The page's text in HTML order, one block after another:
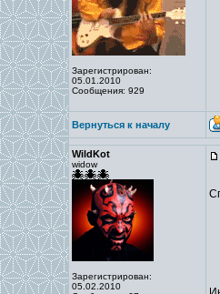
Зарегистрирован:
05.01.2010
Сообщения: 929
Вернуться к началу
WildKot
widow
Зарегистрирован:
05.02.2010